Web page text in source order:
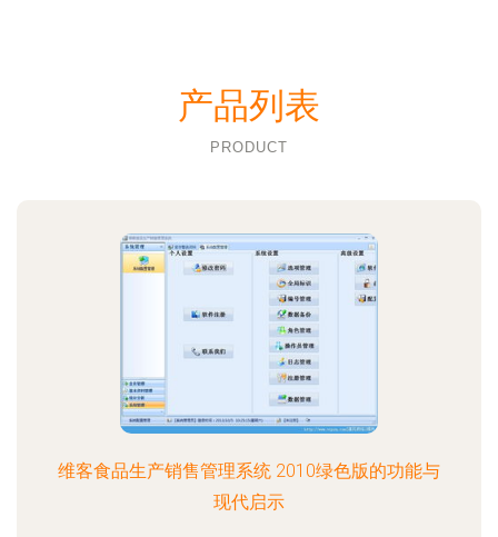
产品列表
PRODUCT
维客食品生产销售管理系统 2010绿色版的功能与
现代启示